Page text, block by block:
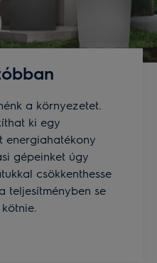
a környezetet.
ki egy
energiahatékony
gépeinket úgy
csökkenthesse
teljesítményben se